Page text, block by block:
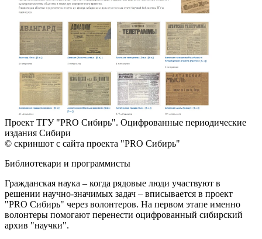
Проект ТГУ "PRO Сибирь". Оцифрованные периодические
издания Сибири
© скриншот с сайта проекта "PRO Сибирь"
Библиотекари и программисты
Гражданская наука – когда рядовые люди участвуют в
решении научно-значимых задач – вписывается в проект
"PRO Сибирь" через волонтеров. На первом этапе именно
волонтеры помогают перенести оцифрованный сибирский
архив "научки".